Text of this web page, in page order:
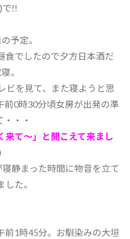
で!!
予定。
食でしたので夕方日本酒だ
。
ビを見て、また寝ようと思
前0時30分頃女房が出発の準
・・
来て～」と聞こえて来まし
静まった時間に物音を立て
た。
前1時45分。お馴染みの大垣